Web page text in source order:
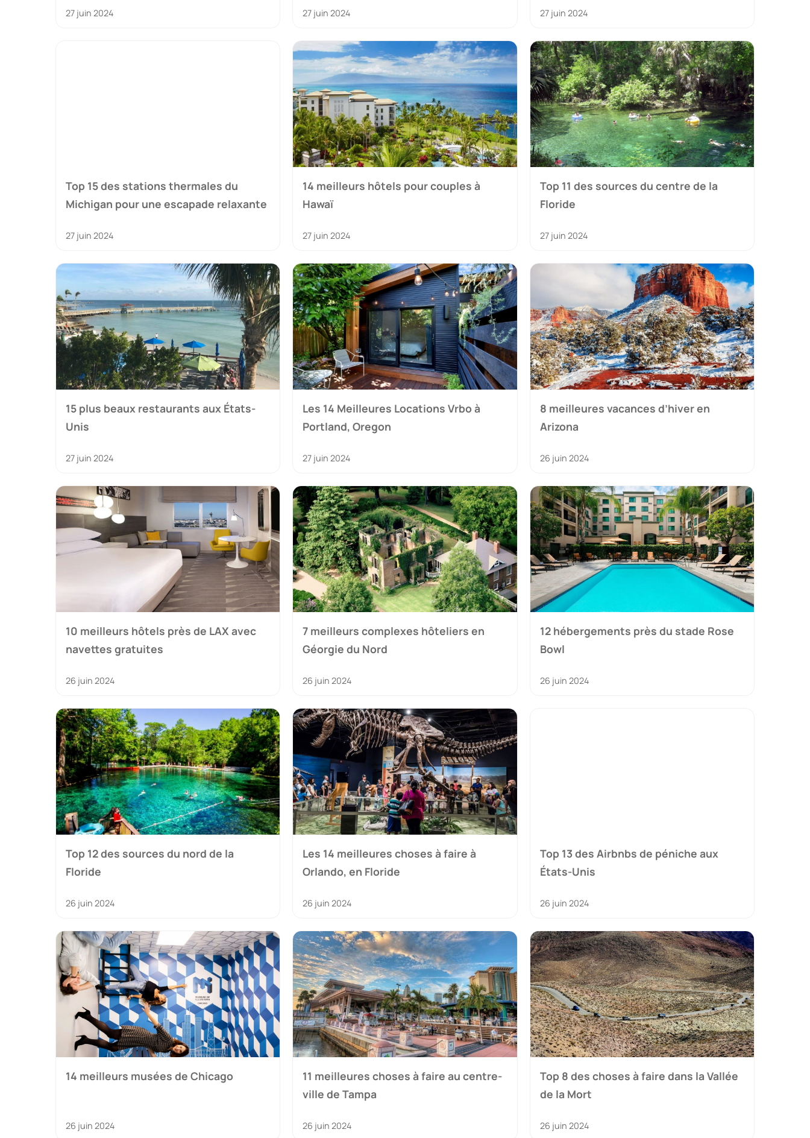
27 juin 2024 27 juin 2024 27 juin 2024
Top 15 des stations thermales du
Michigan pour une escapade relaxante
27 juin 2024
14 meilleurs hôtels pour couples à
Hawaï
27 juin 2024
Top 11 des sources du centre de la
Floride
27 juin 2024
15 plus beaux restaurants aux États-
Unis
27 juin 2024
Les 14 Meilleures Locations Vrbo à
Portland, Oregon
27 juin 2024
8 meilleures vacances d’hiver en
Arizona
26 juin 2024
10 meilleurs hôtels près de LAX avec
navettes gratuites
26 juin 2024
7 meilleurs complexes hôteliers en
Géorgie du Nord
26 juin 2024
12 hébergements près du stade Rose
Bowl
26 juin 2024
Top 12 des sources du nord de la
Floride
26 juin 2024
Les 14 meilleures choses à faire à
Orlando, en Floride
26 juin 2024
Top 13 des Airbnbs de péniche aux
États-Unis
26 juin 2024
14 meilleurs musées de Chicago
26 juin 2024
11 meilleures choses à faire au centre-
ville de Tampa
26 juin 2024
Top 8 des choses à faire dans la Vallée
de la Mort
26 juin 2024